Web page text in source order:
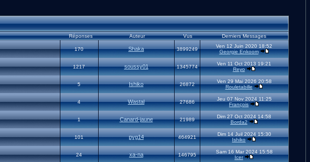
Réponses Auteur Vus Derniers Messages
170 Shaka 3899249
Ven 12 Juin 2020 18:52
Georgie Enkoom
1217 soussy01 1345774
Ven 11 Oct 2013 19:21
Reyo
5 Ishiko 26872
Ven 29 Mai 2026 20:58
Rouletabille
4 Wastal 27686
Jeu 07 Nov 2024 11:25
François
1 Canard-jaune 21989
Dim 27 Oct 2024 14:58
Borda2
101 pyg14 464921
Dim 14 Juil 2024 15:30
Ishiko
24 xa-na 146795
Sam 16 Mar 2024 15:58
Icer